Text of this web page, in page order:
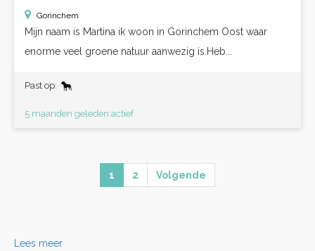
Gorinchem
Mijn naam is Martina ik woon in Gorinchem Oost waar
enorme veel groene natuur aanwezig is.Heb...
Past op:
5 maanden geleden actief
1 2 Volgende
Lees meer